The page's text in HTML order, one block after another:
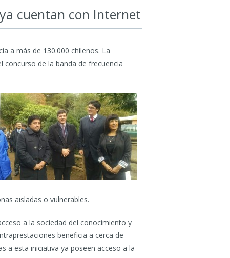
cuentan con Internet
a más de 130.000 chilenos. La
concurso de la banda de frecuencia
aisladas o vulnerables.
a la sociedad del conocimiento y
beneficia a cerca de
a esta iniciativa ya poseen acceso a la